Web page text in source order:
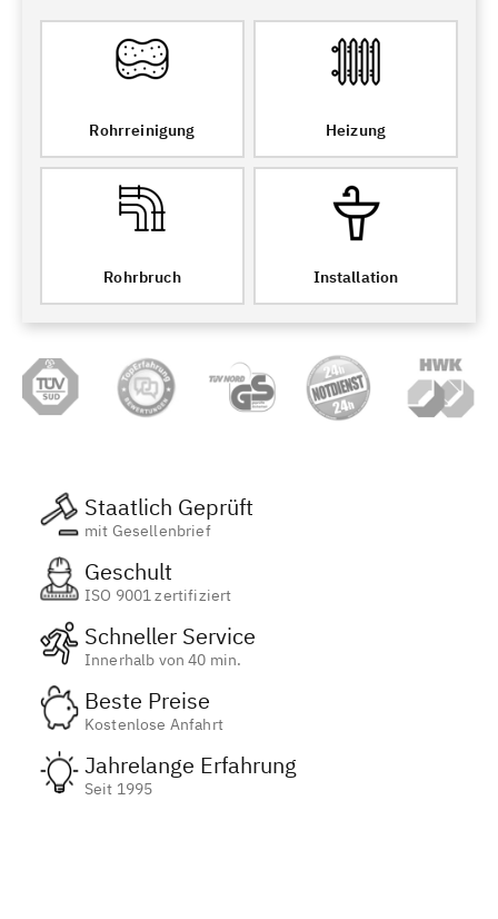
Rohrreinigung Heizung
Rohrbruch Installation
Staatlich Geprüft
mit Gesellenbrief
Geschult
ISO 9001 zertifiziert
Schneller Service
Innerhalb von 40 min.
Beste Preise
Kostenlose Anfahrt
Jahrelange Erfahrung
Seit 1995